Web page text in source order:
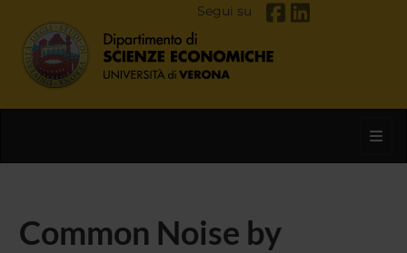
Segui su
Common Noise by